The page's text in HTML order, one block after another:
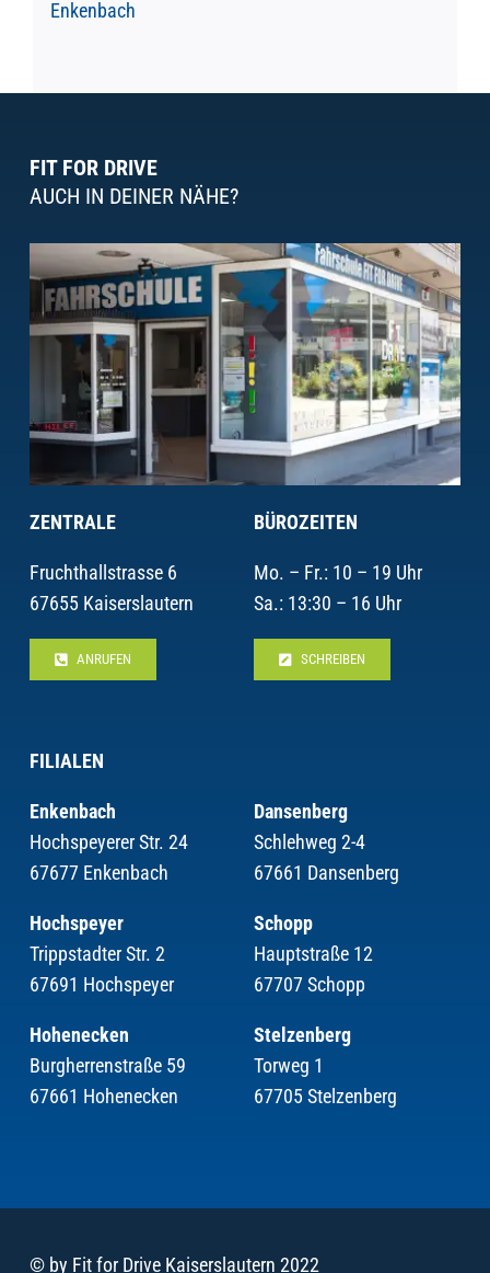
Enkenbach
FIT FOR DRIVE
AUCH IN DEINER NÄHE?
ZENTRALE
Fruchthallstrasse 6
67655 Kaiserslautern
ANRUFEN
BÜROZEITEN
Mo. – Fr.: 10 – 19 Uhr
Sa.: 13:30 – 16 Uhr
SCHREIBEN
FILIALEN
Enkenbach
Hochspeyerer Str. 24
67677 Enkenbach
Hochspeyer
Trippstadter Str. 2
67691 Hochspeyer
Hohenecken
Burgherrenstraße 59
67661 Hohenecken
Dansenberg
Schlehweg 2-4
67661 Dansenberg
Schopp
Hauptstraße 12
67707 Schopp
Stelzenberg
Torweg 1
67705 Stelzenberg
© by Fit for Drive Kaiserslautern 2022